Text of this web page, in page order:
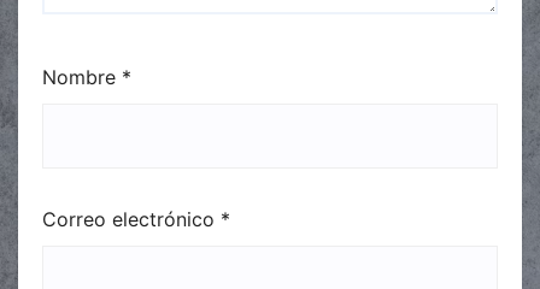
Nombre *
Correo electrónico *